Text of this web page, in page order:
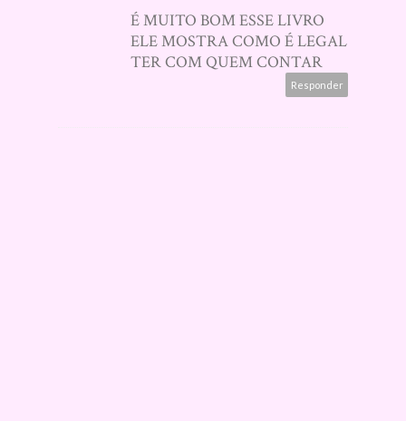
É MUITO BOM ESSE LIVRO
ELE MOSTRA COMO É LEGAL
TER COM QUEM CONTAR
Responder